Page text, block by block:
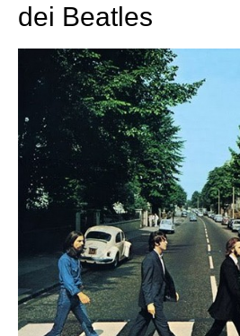
dei Beatles